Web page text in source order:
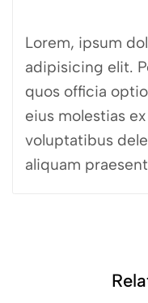
Lorem, ipsum
adipisicing elit.
quos officia
eius molestias
voluptatibus
aliquam